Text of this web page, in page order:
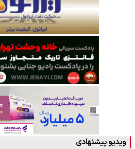
ویدیو پیشنهادی